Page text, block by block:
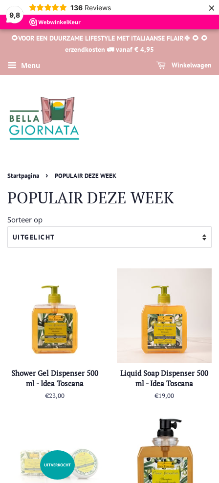
9,8
136 Reviews ×
🌻VOOR EEN DUURZAME LIFESTYLE MET ITALIAANSE FLAIR🌞 🌻 🌻
erzendkosten 🚛 vanaf € 4,95
Menu Winkelwagen
Startpagina › POPULAIR DEZE WEEK
POPULAIR DEZE WEEK
Sorteer op
Shower Gel Dispenser 500
ml - Idea Toscana
Normale
€23,00
Liquid Soap Dispenser 500
ml - Idea Toscana
Normale
€19,00
UITVERKOCHT